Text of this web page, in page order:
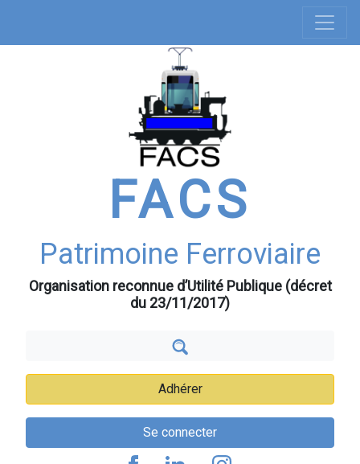
contenu
FACS
Patrimoine Ferroviaire
Organisation reconnue d’Utilité Publique (décret
du 23/11/2017)
Adhérer
Se connecter
principale